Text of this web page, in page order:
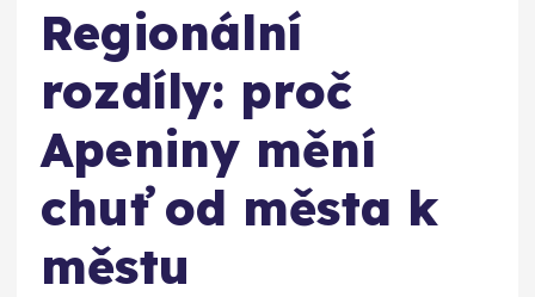
Regionální
rozdíly: proč
Apeniny mění
chuť od města k
městu